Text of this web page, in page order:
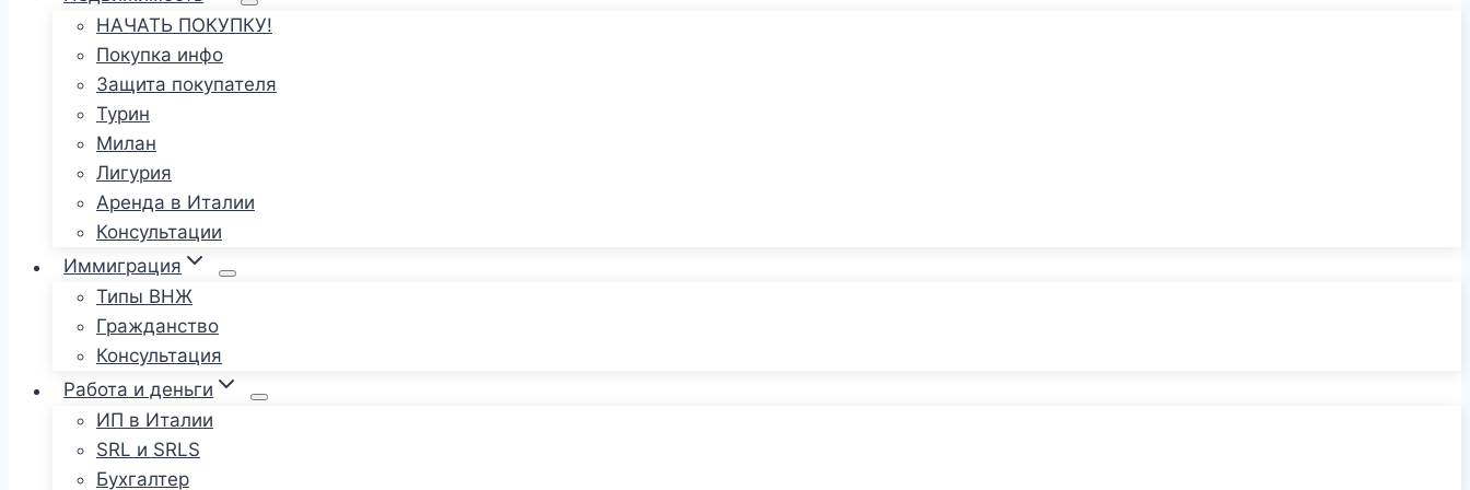
НАЧАТЬ ПОКУПКУ!
Покупка инфо
Защита покупателя
Турин
Милан
Лигурия
Аренда в Италии
Консультации
Иммиграция
Типы ВНЖ
Гражданство
Консультация
Работа и деньги
ИП в Италии
SRL и SRLS
Бухгалтер